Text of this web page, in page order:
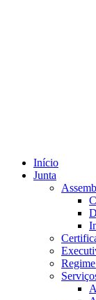
Início
Junta